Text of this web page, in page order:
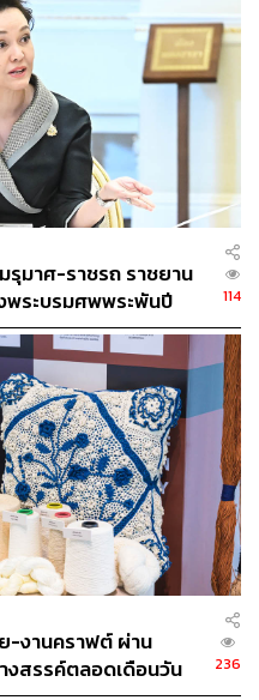
TEAM
าร THE STANDARD
PHOTOGRAPHER
าพ ประจำสำนักข่าว THE
รุมาศ-ราชรถ ราชยาน
พระบรมศพพระพันปี
114
-งานคราฟต์ ผ่าน
งสรรค์ตลอดเดือนวัน
236